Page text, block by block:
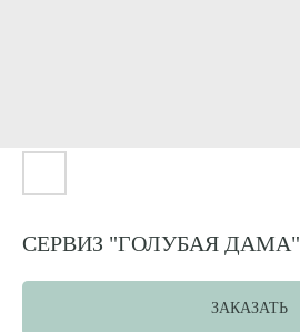
СЕРВИЗ "ГОЛУБАЯ ДАМА"
ЗАКАЗАТЬ